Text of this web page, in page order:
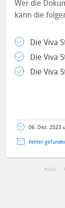
Wer die
kann die
Die Viva
Die Viva
Die Viva
06. Dez. 2023
Fehler
ARD